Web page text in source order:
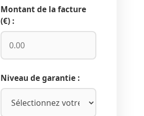
Montant de la facture
(€) :
Niveau de garantie :